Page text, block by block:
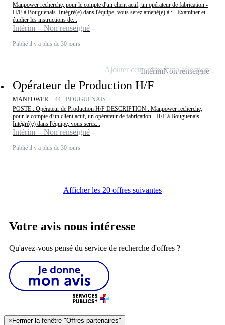
Manpower recherche, pour le compte d'un client actif, un opérateur de fabrication -
H/F à Bouguenais. Intégré(e) dans l'équipe, vous serez amené(e) à : - Examiner et
étudier les instructions de...
Intérim - Non renseigné
Publié il y a plus de 30 jours
Opérateur de Production H/F
MANPOWER - 44 - BOUGUENAIS
POSTE : Opérateur de Production H/F DESCRIPTION : Manpower recherche,
pour le compte d'un client actif, un opérateur de fabrication - H/F à Bouguenais.
Intégré(e) dans l'équipe, vous serez...
Intérim - Non renseigné
Publié il y a plus de 30 jours
IntérimNon renseigné
Ajouter cette offre à ma sélection
Afficher les 20 offres suivantes
Votre avis nous intéresse
Qu'avez-vous pensé du service de recherche d'offres ?
×Fermer la fenêtre "Offres partenaires"